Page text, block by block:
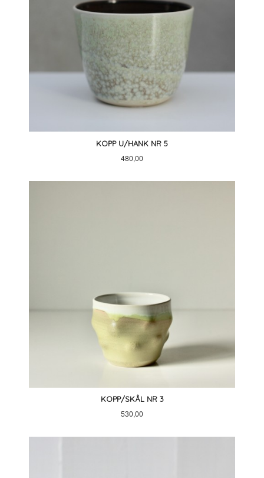
KOPP U/HANK NR 5
Pris
480,00
KOPP/SKÅL NR 3
Pris
530,00